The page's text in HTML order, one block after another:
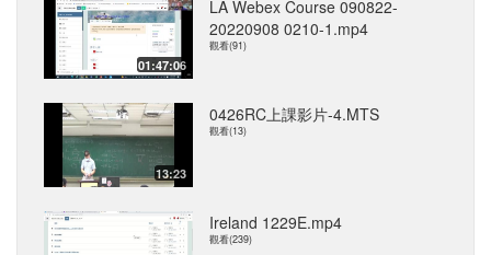
01:47:06
LA Webex Course 090822-
20220908 0210-1.mp4
觀看(91)
13:23
0426RC上課影片-4.MTS
觀看(13)
Ireland 1229E.mp4
觀看(239)